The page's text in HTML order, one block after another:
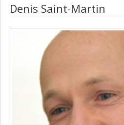
Denis Saint-Martin